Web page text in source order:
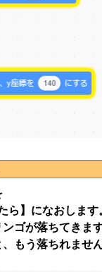
ら】になおします
ゴが落ちてきます
もう落ちれません